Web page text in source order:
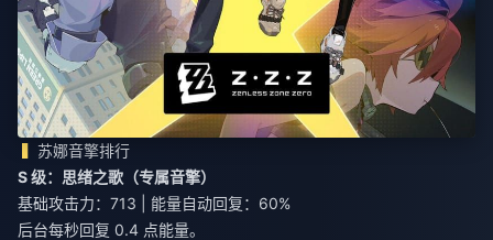
苏娜音擎排行
S 级：思绪之歌（专属音擎）
基础攻击力：713 | 能量自动回复：60%
后台每秒回复 0.4 点能量。